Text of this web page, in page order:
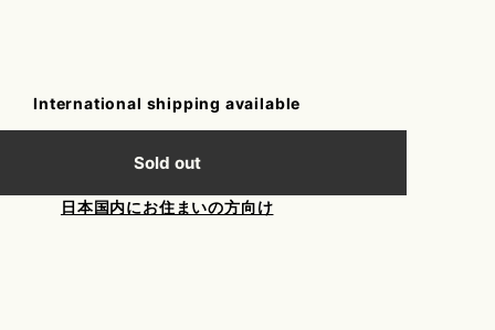
International shipping available
Sold out
日本国内にお住まいの方向け